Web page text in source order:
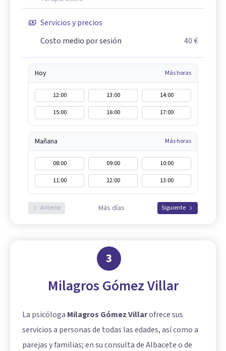
Servicios y precios
Costo medio por sesión
40 €
Hoy Más horas
12:00 13:00
14:00
15:00
16:00 17:00
Mañana Más horas
08:00 09:00
10:00
11:00
12:00 13:00
Anterior Más días Siguiente
3
Milagros Gómez Villar
La psicóloga Milagros Gómez Villarofrece sus
servicios a personas de todas las edades, así como a
parejas y familias; en su consulta de Albacete o de